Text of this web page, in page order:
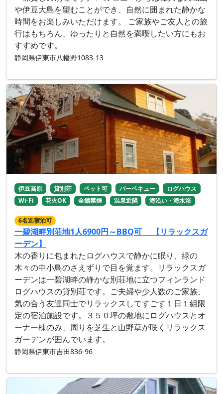
や伊豆大島を望むことができ、自然に囲まれた静かな
時間をお楽しみいただけます。 ご家族やご友人との旅
行はもちろん、ゆったりと自然を満喫したい方にもお
すすめです。
静岡県伊東市八幡野1083-13
伊豆高原 貸別荘 ペット可 バーベキュー
ログハウス
Wi-Fi
花火OK 全館禁煙 温泉近隣 海沿い・海水浴
6名迄宿泊可
一碧湖畔別荘地1人6900円～BBQ可 【リラックスガ
ーデン】
木の香りに包まれたログハウスで静かに眠り、緑の
木々の中小鳥のさえずりで目を覚ます。リラックスガ
ーデンは一碧湖畔の静かな別荘地に立つフィンランド
ログハウスの貸別荘です。ご夫婦や少人数のご家族、
気の合う友達同士でリラックスしてすごす１日１組限
定の宿泊施設です。３５０坪の敷地にログハウスとオ
ーナー棟のみ、周りを芝生と山野草が咲くリラックス
ガーデンが囲んでいます。
静岡県伊東市吉田836-96